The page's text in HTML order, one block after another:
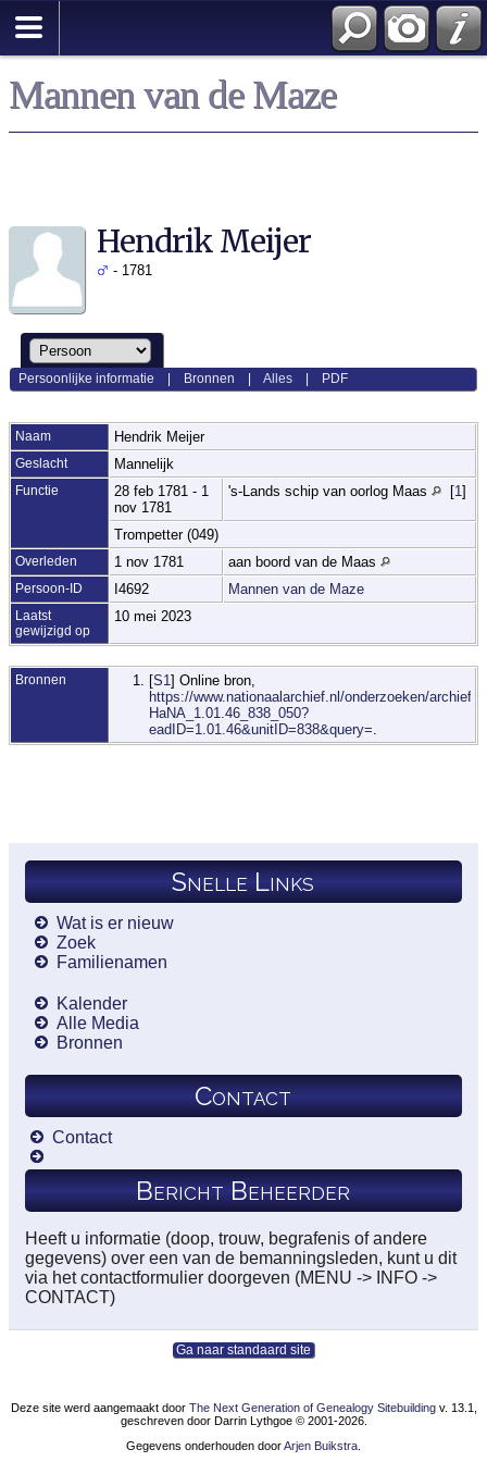
Mannen van de Maze
Hendrik Meijer
- 1781
Persoonlijke informatie Bronnen |Alles PDF
Naam Hendrik Meijer
Geslacht Mannelijk
Functie
28 feb 1781 - 1
nov 1781
's-Lands schip van oorlog Maas [1 ]
Trompetter (049)
Overleden 1 nov 1781 aan boord van de Maas
Persoon-ID I4692 Mannen van de Maze
Laatst
gewijzigd op
10 mei 2023
Bronnen [S1 ] Online bron,
https://www.nationaalarchief.nl/onderzoeken/archief/
HaNA_1.01.46_838_050?
eadID=1.01.46&unitID=838&query=
Snelle Links
Wat is er nieuw
Zoek
Familienamen
Kalender
Alle Media
Bronnen
Contact
Contact
Bericht Beheerder
Heeft u informatie (doop, trouw, begrafenis of andere
gegevens) over een van de bemanningsleden, kunt u dit
via het contactformulier doorgeven (MENU -> INFO ->
CONTACT)
Ga naar standaard site
Deze site werd aangemaakt door The Next Generation of Genealogy Sitebuildingv. 13.1,
geschreven door Darrin Lythgoe © 2001-2026.
Gegevens onderhouden doorArjen Buikstra